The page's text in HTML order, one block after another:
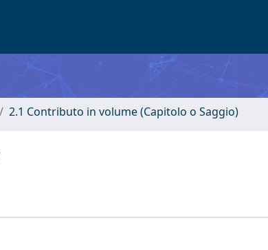
2.1 Contributo in volume (Capitolo o Saggio)